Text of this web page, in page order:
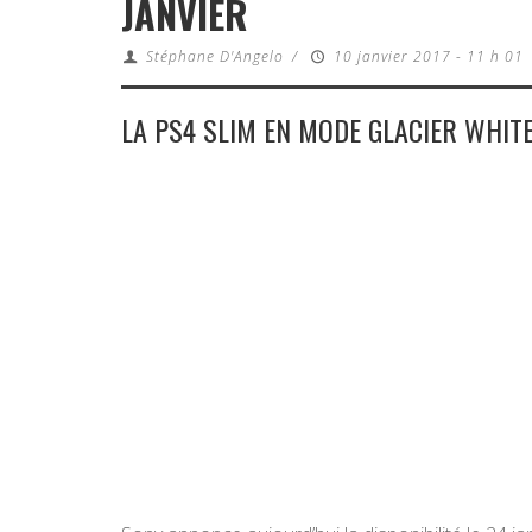
JANVIER
Stéphane D'Angelo / 10 janvier 2017 - 11 h 01
LA PS4 SLIM EN MODE GLACIER